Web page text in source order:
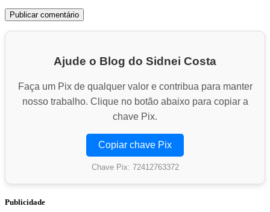
Ajude o Blog do Sidnei Costa
Faça um Pix de qualquer valor e contribua para manter
nosso trabalho. Clique no botão abaixo para copiar a
chave Pix.
Copiar chave Pix
Chave Pix: 72412763372
Publicidade